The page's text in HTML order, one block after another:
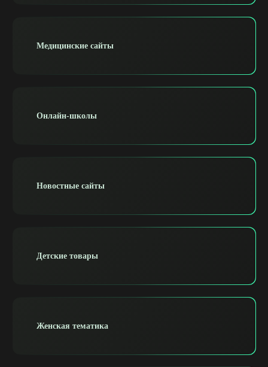
Медицинские сайты
Онлайн-школы
Новостные сайты
Детские товары
Женская тематика